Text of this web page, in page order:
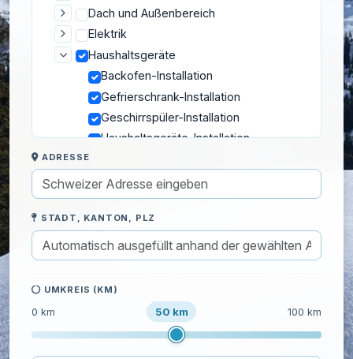
Dach und Außenbereich
Elektrik
Haushaltsgeräte
Backofen-Installation
Gefrierschrank-Installation
Geschirrspüler-Installation
Haushaltsgeräte-Installation
Kühlschrank-Installation
Wäschetrockner-Installation
Waschmaschinen-Installation
Isolierung
Möbel
Montage und Befestigung
Schlüsseldienst
ADRESSE
STADT, KANTON, PLZ
UMKREIS (KM)
0 km 50 km 100 km